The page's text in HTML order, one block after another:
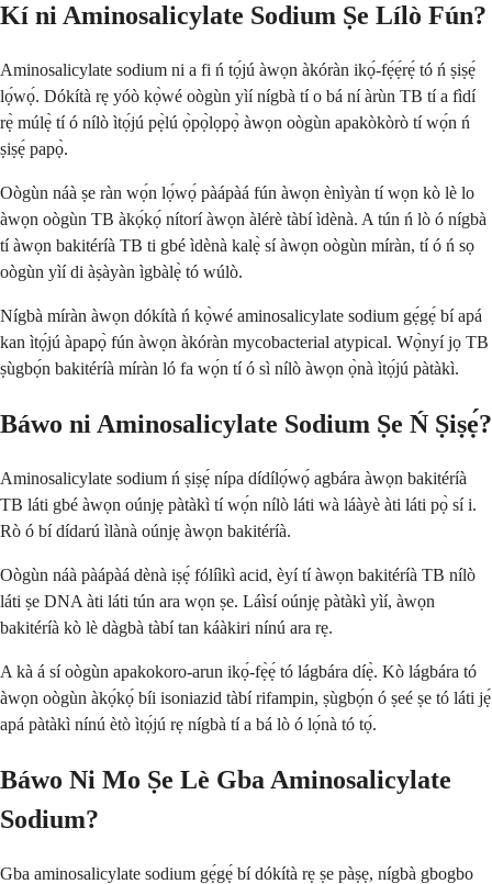
Kí ni Aminosalicylate Sodium Ṣe Lílò Fún?
Aminosalicylate sodium ni a fi ń tọ́jú àwọn àkóràn ikọ́-fẹ́ẹ́rẹ́ tó ń ṣiṣẹ́
lọ́wọ́. Dókítà rẹ yóò kọ̀wé oògùn yìí nígbà tí o bá ní àrùn TB tí a fìdí
rẹ̀ múlẹ̀ tí ó nílò ìtọ́jú pẹ̀lú ọ̀pọ̀lọpọ̀ àwọn oògùn apakòkòrò tí wọ́n ń
ṣiṣẹ́ papọ̀.
Oògùn náà ṣe ràn wọ́n lọ́wọ́ pàápàá fún àwọn ènìyàn tí wọn kò lè lo
àwọn oògùn TB àkọ́kọ́ nítorí àwọn àlérè tàbí ìdènà. A tún ń lò ó nígbà
tí àwọn bakitéríà TB ti gbé ìdènà kalẹ̀ sí àwọn oògùn míràn, tí ó ń sọ
oògùn yìí di àṣàyàn ìgbàlẹ̀ tó wúlò.
Nígbà míràn àwọn dókítà ń kọ̀wé aminosalicylate sodium gẹ́gẹ́ bí apá
kan ìtọ́jú àpapọ̀ fún àwọn àkóràn mycobacterial atypical. Wọ̀nyí jọ TB
ṣùgbọ́n bakitéríà míràn ló fa wọ́n tí ó sì nílò àwọn ọ̀nà ìtọ́jú pàtàkì.
Báwo ni Aminosalicylate Sodium Ṣe Ń Ṣiṣẹ́?
Aminosalicylate sodium ń ṣiṣẹ́ nípa dídílọ́wọ́ agbára àwọn bakitéríà
TB láti gbé àwọn oúnjẹ pàtàkì tí wọ́n nílò láti wà láàyè àti láti pọ̀ sí i.
Rò ó bí dídarú ìlànà oúnjẹ àwọn bakitéríà.
Oògùn náà pàápàá dènà iṣẹ́ fólíìkì acid, èyí tí àwọn bakitéríà TB nílò
láti ṣe DNA àti láti tún ara wọn ṣe. Láìsí oúnjẹ pàtàkì yìí, àwọn
bakitéríà kò lè dàgbà tàbí tan káàkiri nínú ara rẹ.
A kà á sí oògùn apakokoro-arun ikọ́-fẹ̀ẹ́ tó lágbára díẹ̀. Kò lágbára tó
àwọn oògùn àkọ́kọ́ bíi isoniazid tàbí rifampin, ṣùgbọ́n ó ṣeé ṣe tó láti jẹ́
apá pàtàkì nínú ètò ìtọ́jú rẹ nígbà tí a bá lò ó lọ́nà tó tọ́.
Báwo Ni Mo Ṣe Lè Gba Aminosalicylate
Sodium?
Gba aminosalicylate sodium gẹ́gẹ́ bí dókítà rẹ ṣe pàṣẹ, nígbà gbogbo